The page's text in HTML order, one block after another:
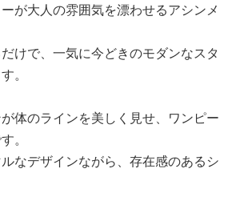
が大人の雰囲気を漂わせるアシンメ
けで、一気に今どきのモダンなスタ
。
体のラインを美しく見せ、ワンピー
。
なデザインながら、存在感のあるシ